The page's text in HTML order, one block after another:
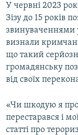
У червні 2023
Зізу до 15 років
звинуваченнями
визнали
що такий
громадянську
від своїх
«Чи шкодую я
перестарався і
статті про